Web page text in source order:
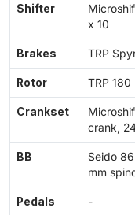
Shifter
x 10
Brakes TRP
Rotor TRP
Crankset
crank,
BB
Seido
mm
Pedals -